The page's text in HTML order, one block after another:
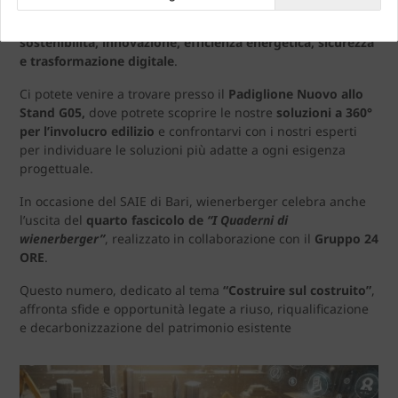
professionisti, imprese e innovatori del settore per
sostenibilità, innovazione, efficienza energetica, sicurezza
e trasformazione digitale.
Ci potete venire a trovare presso il Padiglione Nuovo allo
Stand G05, dove potrete scoprire le nostre soluzioni a 360°
per l’involucro edilizio e confrontarvi con i nostri esperti
per individuare le soluzioni più adatte a ogni esigenza
progettuale.
In occasione del SAIE di Bari, wienerberger celebra anche
l’uscita del quarto fascicolo de “I Quaderni di
wienerberger”, realizzato in collaborazione con il Gruppo 24
ORE.
Questo numero, dedicato al tema “Costruire sul costruito”,
affronta sfide e opportunità legate a riuso, riqualificazione
e decarbonizzazione del patrimonio esistente